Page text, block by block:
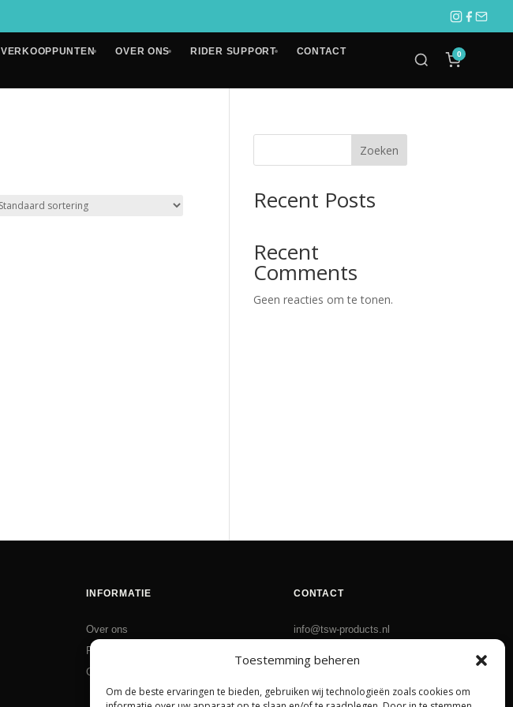
Toestemming beheren
Om de beste ervaringen te bieden, gebruiken wij technologieën zoals cookies om
VERKOOPPUNTEN OVER ONS RIDER SUPPORT CONTACT 0
Zoeken
Recent Posts
Recent
Comments
Geen reacties om te tonen.
INFORMATIE
Over ons
Ruilen en retourneren
Contact
CONTACT
info@tsw-products.nl
Algemene voorwaarden